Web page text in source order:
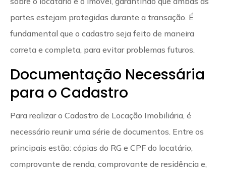
partes estejam protegidas durante a transação. É
fundamental que o cadastro seja feito de maneira
correta e completa, para evitar problemas futuros.
Documentação Necessária
para o Cadastro
Para realizar o Cadastro de Locação Imobiliária, é
necessário reunir uma série de documentos. Entre os
principais estão: cópias do RG e CPF do locatário,
comprovante de renda, comprovante de residência e,